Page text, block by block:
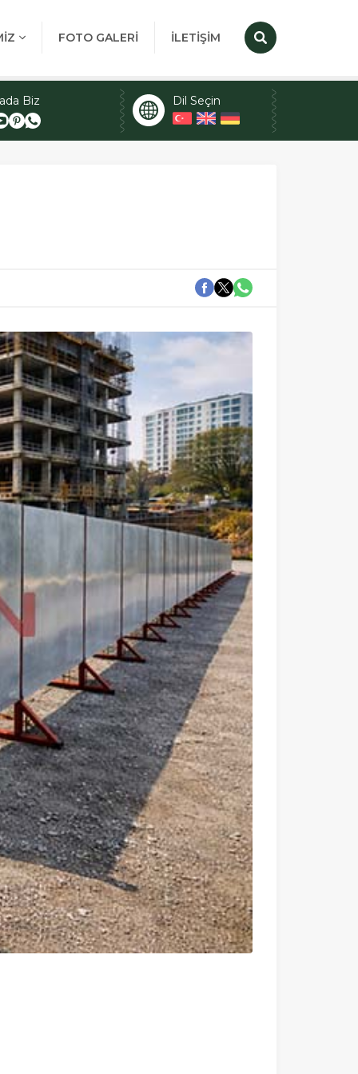
FOTO GALERİ İLETİŞİM
Biz Dil Seçin